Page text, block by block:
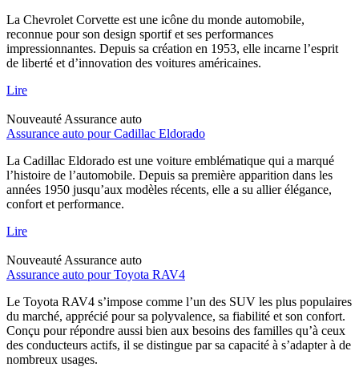
La Chevrolet Corvette est une icône du monde automobile,
reconnue pour son design sportif et ses performances
impressionnantes. Depuis sa création en 1953, elle incarne l’esprit
de liberté et d’innovation des voitures américaines.
Lire
Nouveauté Assurance auto
Assurance auto pour Cadillac Eldorado
La Cadillac Eldorado est une voiture emblématique qui a marqué
l’histoire de l’automobile. Depuis sa première apparition dans les
années 1950 jusqu’aux modèles récents, elle a su allier élégance,
confort et performance.
Lire
Nouveauté Assurance auto
Assurance auto pour Toyota RAV4
Le Toyota RAV4 s’impose comme l’un des SUV les plus populaires
du marché, apprécié pour sa polyvalence, sa fiabilité et son confort.
Conçu pour répondre aussi bien aux besoins des familles qu’à ceux
des conducteurs actifs, il se distingue par sa capacité à s’adapter à de
nombreux usages.